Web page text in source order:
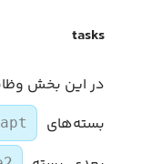
tasks
بسته‌های
apt